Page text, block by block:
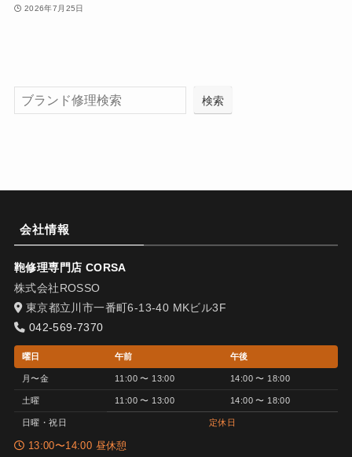
2026年7月25日
検索
会社情報
鞄修理専門店 CORSA
株式会社ROSSO
東京都立川市一番町6-13-40 MKビル3F
042-569-7370
曜日 午前 午後
月〜金 11:00 〜 13:00 14:00 〜 18:00
土曜 11:00 〜 13:00 14:00 〜 18:00
日曜・祝日 定休日
13:00〜14:00 昼休憩